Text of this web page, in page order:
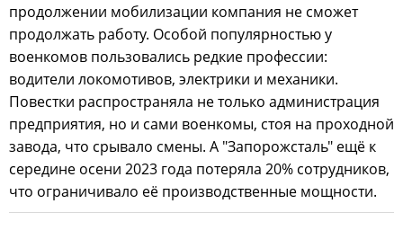
продолжении мобилизации компания не сможет
продолжать работу. Особой популярностью у
военкомов пользовались редкие профессии:
водители локомотивов, электрики и механики.
Повестки распространяла не только администрация
предприятия, но и сами военкомы, стоя на проходной
завода, что срывало смены. А "Запорожсталь" ещё к
середине осени 2023 года потеряла 20% сотрудников,
что ограничивало её производственные мощности.